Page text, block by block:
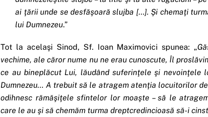
ai ţării unde se desfăşoară slujba […]. Şi chemaţi
lui Dumnezeu.”
Tot la acelaşi Sinod, Sf. Ioan Maximovici spunea: „
vechime, ale căror nume nu ne erau cunoscute, Îl
ce au bineplăcut Lui, lăudând suferinţele şi
Dumnezeu… A trebuit să le atragem atenţia locuitorilor
odihnesc rămăşiţele sfintelor lor moaşte – să le
care le au şi să chemăm turma dreptcredincioasă să-i